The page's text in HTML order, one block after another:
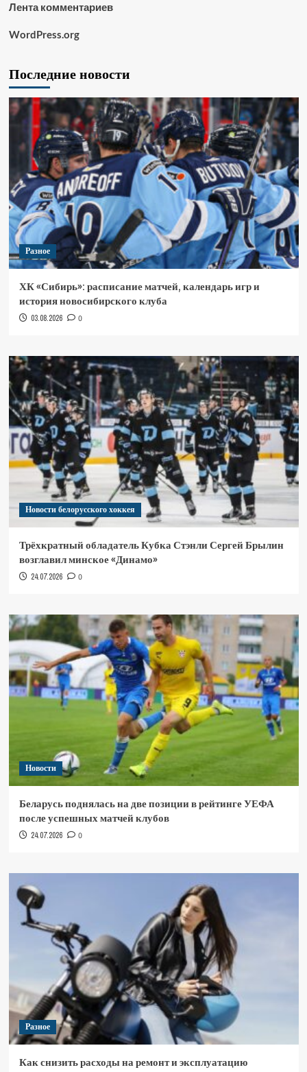
Лента комментариев
WordPress.org
Последние новости
Разное
ХК «Сибирь»: расписание матчей, календарь игр и
история новосибирского клуба
03.08.2026 0
Новости белорусского хоккея
Трёхкратный обладатель Кубка Стэнли Сергей Брылин
возглавил минское «Динамо»
24.07.2026 0
Новости
Беларусь поднялась на две позиции в рейтинге УЕФА
после успешных матчей клубов
24.07.2026 0
Разное
Как снизить расходы на ремонт и эксплуатацию